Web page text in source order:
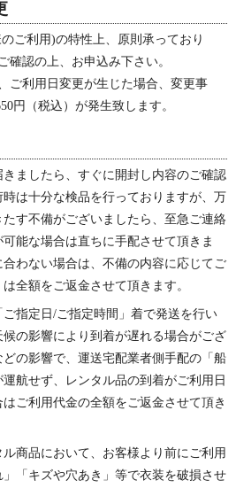
ご利用)の特性上、原則承っており
確認の上、お申込み下さい。
ご利用日変更が生じた場合、変更事
円（税込）が発生致します。
ましたら、すぐに開封し内容のご確認
は十分な検品を行っておりますが、万
す不備がございましたら、至急ご連絡
能な場合は直ちに手配させて頂きま
わない場合は、不備の内容に応じてご
全額をご返金させて頂きます。
指定日/ご指定時間」着で発送を行い
の影響により到着が遅れる場合がござ
の影響で、運送宅配業者側手配の「船
航せず、レンタル品の到着がご利用日
ご利用代金の全額をご返金させて頂き
商品において、お客様より前にご利用
「キズや穴あき」等で衣装を破損させ